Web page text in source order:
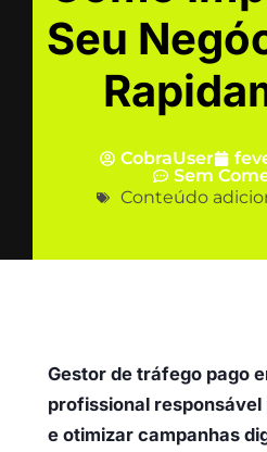
Seu
CobraUser
Sem
Conteúdo
Gestor de tráfego pago
profissional
e otimizar campanhas